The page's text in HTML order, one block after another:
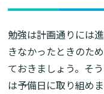
勉強は計画通りには
きなかったときのた
ておきましょう。そ
は予備日に取り組め